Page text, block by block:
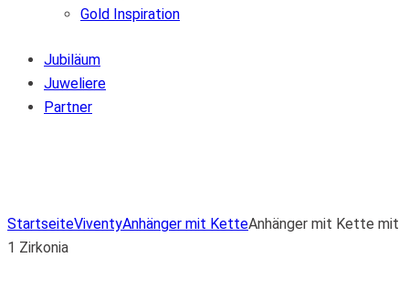
Gold Inspiration
Jubiläum
Juweliere
Partner
StartseiteViventyAnhänger mit KetteAnhänger mit Kette mit
1 Zirkonia